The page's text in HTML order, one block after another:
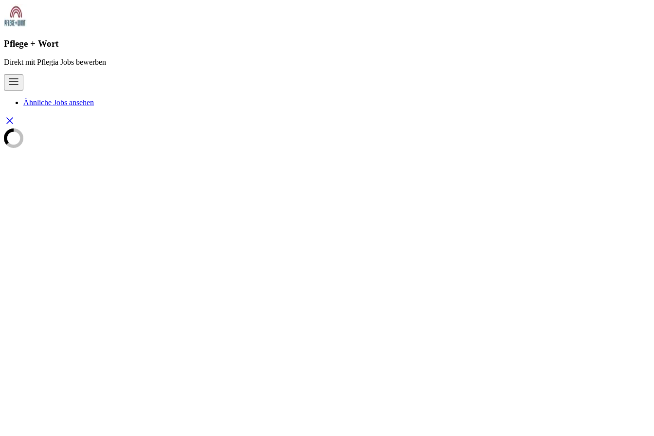
Pflege + Wort
Direkt mit Pflegia Jobs bewerben
Ähnliche Jobs ansehen